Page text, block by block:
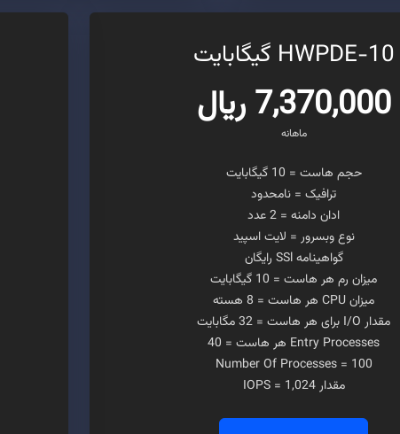
HWPDE-10 گیگابایت
7,370,000 ریال
ماهانه
حجم هاست = 10 گیگابایت
ترافیک = نامحدود
ادان دامنه = 2 عدد
نوع وبسرور = لایت اسپید
گواهینامه SSl رایگان
میزان رم هر هاست = 10 گیگابایت
میزان CPU هر هاست = 8 هسته
مقدار I/O برای هر هاست = 32 مگابایت
Entry Processes هر هاست = 40
Number Of Processes = 100
مقدار IOPS = 1,024